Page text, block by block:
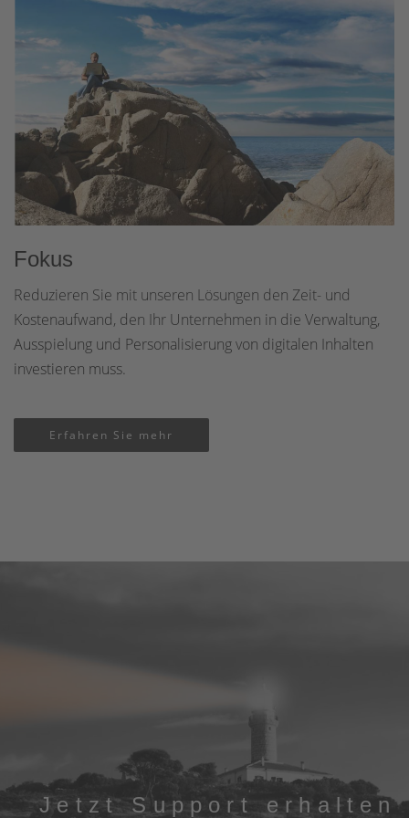
Fokus
Reduzieren Sie mit unseren Lösungen den Zeit- und
Kostenaufwand, den Ihr Unternehmen in die Verwaltung,
Ausspielung und Personalisierung von digitalen Inhalten
investieren muss.
Erfahren Sie mehr
Jetzt Support erhalten